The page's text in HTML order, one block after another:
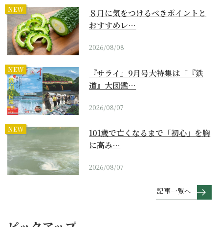
NEW
８月に気をつけるべきポイントと
おすすめレ…
2026/08/08
NEW
『サライ』9月号大特集は「『鉄
道』大図鑑…
2026/08/07
NEW
101歳で亡くなるまで「初心」を胸
に高み…
2026/08/07
記事一覧へ